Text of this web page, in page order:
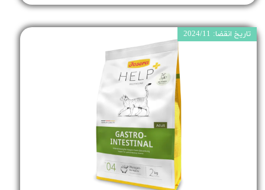
تاریخ انقضا: 2024/11